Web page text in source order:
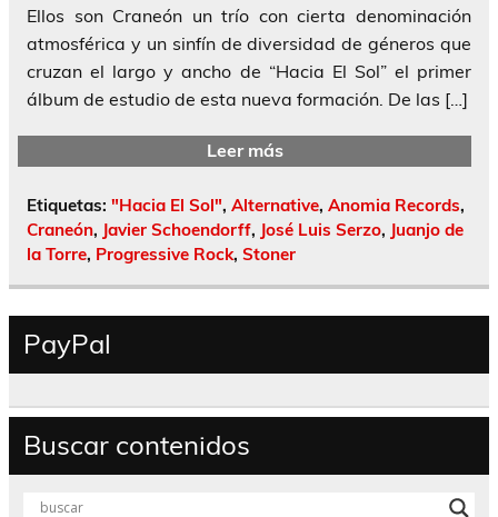
Ellos son Craneón un trío con cierta denominación
atmosférica y un sinfín de diversidad de géneros que
cruzan el largo y ancho de “Hacia El Sol” el primer
álbum de estudio de esta nueva formación. De las […]
Leer más
Etiquetas: "Hacia El Sol", Alternative, Anomia Records,
Craneón, Javier Schoendorff, José Luis Serzo, Juanjo de
la Torre, Progressive Rock, Stoner
PayPal
Buscar contenidos